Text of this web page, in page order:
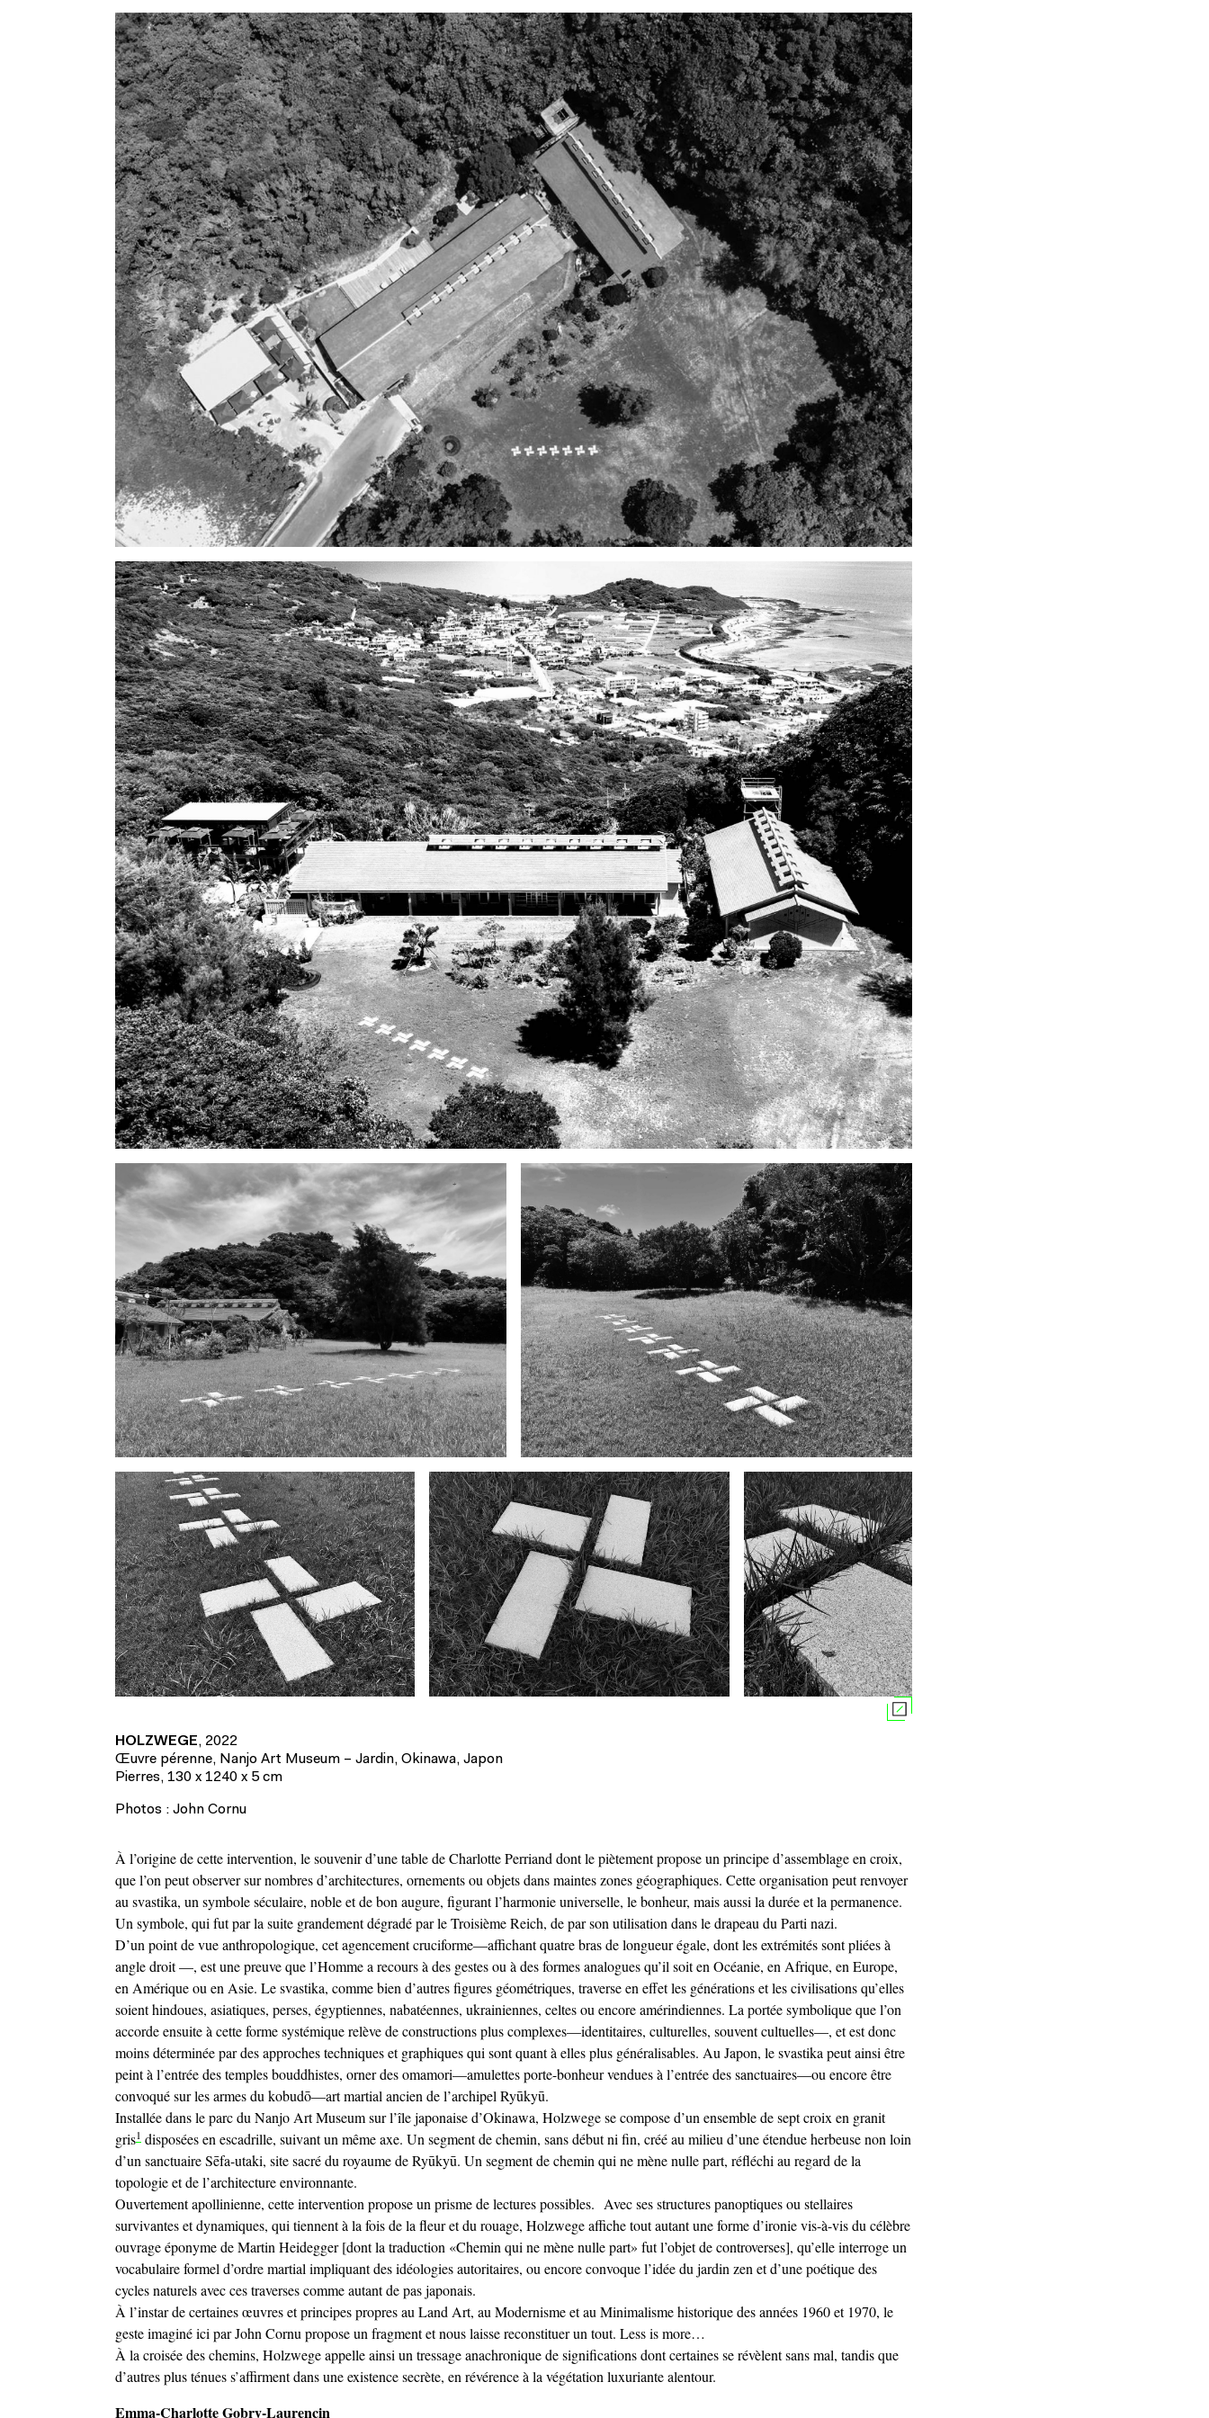
HOLZWEGE, 2022
Œuvre pérenne, Nanjo Art Museum – Jardin, Okinawa, Japon
Pierres, 130 x 1240 x 5 cm
Photos : John Cornu
À l’origine de cette intervention, le souvenir d’une table de Charlotte Perriand dont le piètement propose un principe d’assemblage en croix,
que l’on peut observer sur nombres d’architectures, ornements ou objets dans maintes zones géographiques. Cette organisation peut renvoyer
au svastika, un symbole séculaire, noble et de bon augure, figurant l’harmonie universelle, le bonheur, mais aussi la durée et la permanence.
Un symbole, qui fut par la suite grandement dégradé par le Troisième Reich, de par son utilisation dans le drapeau du Parti nazi.
D’un point de vue anthropologique, cet agencement cruciforme—affichant quatre bras de longueur égale, dont les extrémités sont pliées à
angle droit —, est une preuve que l’Homme a recours à des gestes ou à des formes analogues qu’il soit en Océanie, en Afrique, en Europe,
en Amérique ou en Asie. Le svastika, comme bien d’autres figures géométriques, traverse en effet les générations et les civilisations qu’elles
soient hindoues, asiatiques, perses, égyptiennes, nabatéennes, ukrainiennes, celtes ou encore amérindiennes. La portée symbolique que l’on
accorde ensuite à cette forme systémique relève de constructions plus complexes—identitaires, culturelles, souvent cultuelles—, et est donc
moins déterminée par des approches techniques et graphiques qui sont quant à elles plus généralisables. Au Japon, le svastika peut ainsi être
peint à l’entrée des temples bouddhistes, orner des omamori—amulettes porte-bonheur vendues à l’entrée des sanctuaires—ou encore être
convoqué sur les armes du kobudō—art martial ancien de l’archipel Ryūkyū.
Installée dans le parc du Nanjo Art Museum sur l’île japonaise d’Okinawa, Holzwege se compose d’un ensemble de sept croix en granit
gris1 disposées en escadrille, suivant un même axe. Un segment de chemin, sans début ni fin, créé au milieu d’une étendue herbeuse non loin
d’un sanctuaire Sēfa-utaki, site sacré du royaume de Ryūkyū. Un segment de chemin qui ne mène nulle part, réfléchi au regard de la
topologie et de l’architecture environnante.
Ouvertement apollinienne, cette intervention propose un prisme de lectures possibles. Avec ses structures panoptiques ou stellaires
survivantes et dynamiques, qui tiennent à la fois de la fleur et du rouage, Holzwege affiche tout autant une forme d’ironie vis-à-vis du célèbre
ouvrage éponyme de Martin Heidegger [dont la traduction «Chemin qui ne mène nulle part» fut l’objet de controverses], qu’elle interroge un
vocabulaire formel d’ordre martial impliquant des idéologies autoritaires, ou encore convoque l’idée du jardin zen et d’une poétique des
cycles naturels avec ces traverses comme autant de pas japonais.
À l’instar de certaines œuvres et principes propres au Land Art, au Modernisme et au Minimalisme historique des années 1960 et 1970, le
geste imaginé ici par John Cornu propose un fragment et nous laisse reconstituer un tout. Less is more…
À la croisée des chemins, Holzwege appelle ainsi un tressage anachronique de significations dont certaines se révèlent sans mal, tandis que
d’autres plus ténues s’affirment dans une existence secrète, en révérence à la végétation luxuriante alentour.
Emma-Charlotte Gobry-Laurencin